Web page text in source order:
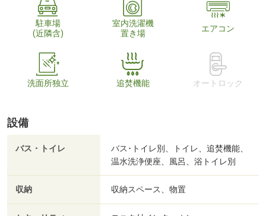
駐車場
(近隣含)
室内洗濯機
置き場
エアコン
洗面所独立 追焚機能 オートロック
設備
バス・トイレ
バス･トイレ別、トイレ、追焚機能、
温水洗浄便座、風呂、浴トイレ別
収納 収納スペース、物置